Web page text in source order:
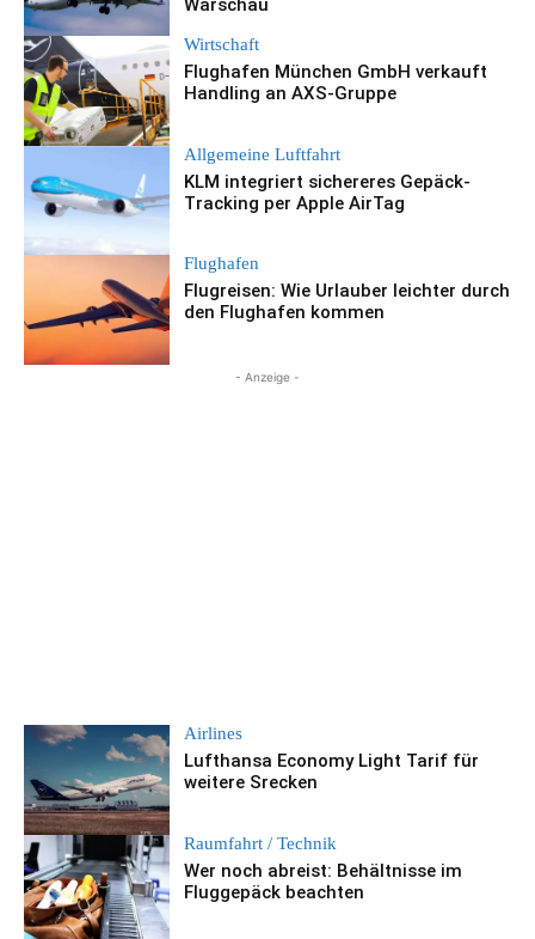
Warschau
Wirtschaft
Flughafen München GmbH verkauft
Handling an AXS-Gruppe
Allgemeine Luftfahrt
KLM integriert sichereres Gepäck-
Tracking per Apple AirTag
Flughafen
Flugreisen: Wie Urlauber leichter durch
den Flughafen kommen
- Anzeige -
Airlines
Lufthansa Economy Light Tarif für
weitere Srecken
Raumfahrt / Technik
Wer noch abreist: Behältnisse im
Fluggepäck beachten